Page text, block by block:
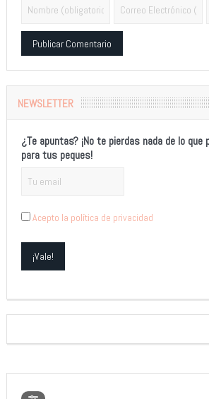
NEWSLETTER
¿Te apuntas? ¡No te pierdas nada de lo que
para tus peques!
Acepto la política de privacidad